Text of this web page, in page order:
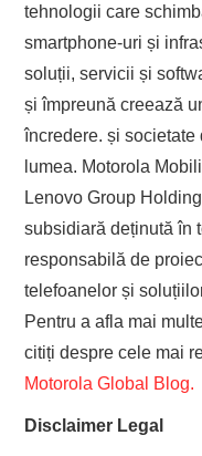
tehnologii care
smartphone-uri și
soluții, servicii și
și împreună creează
încredere. și
lumea. Motorola
Lenovo Group
subsidiară deținută în
responsabilă de
telefoanelor și
Pentru a afla mai
citiți despre cele mai
Motorola Global Blog.
Disclaimer Legal